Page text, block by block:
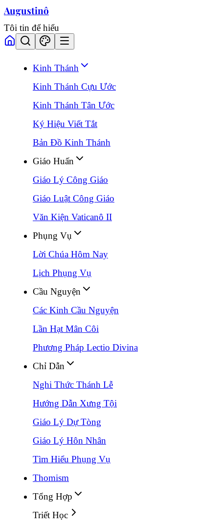
Augustinô
Tôi tin để hiểu
Kinh Thánh
Kinh Thánh Cựu Ước
Kinh Thánh Tân Ước
Ký Hiệu Viết Tắt
Bản Đồ Kinh Thánh
Giáo Huấn
Giáo Lý Công Giáo
Giáo Luật Công Giáo
Văn Kiện Vaticanô II
Phụng Vụ
Lời Chúa Hôm Nay
Lịch Phụng Vụ
Cầu Nguyện
Các Kinh Cầu Nguyện
Lần Hạt Mân Côi
Phương Pháp Lectio Divina
Chỉ Dẫn
Nghi Thức Thánh Lễ
Hướng Dẫn Xưng Tội
Giáo Lý Dự Tòng
Giáo Lý Hôn Nhân
Tìm Hiểu Phụng Vụ
Thomism
Tổng Hợp
Triết Học